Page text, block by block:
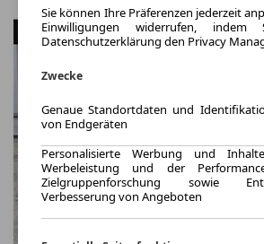
Sie können Ihre Präferenzen jederzeit
Einwilligungen widerrufen,
Datenschutzerklärung den Privacy
Zwecke
Genaue Standortdaten und
von Endgeräten
Personalisierte Werbung und
Werbeleistung und der
Zielgruppenforschung sowie
Verbesserung von Angeboten